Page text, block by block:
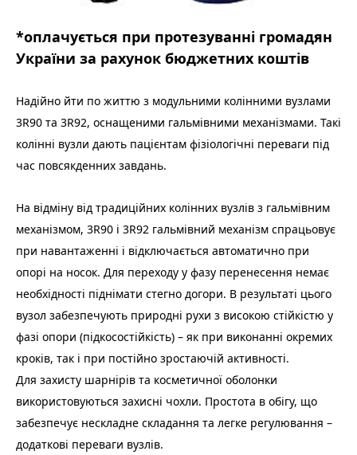
*оплачується при протезуванні громадян
України за рахунок бюджетних коштів
Надійно йти по життю з модульними колінними вузлами
3R90 та 3R92, оснащеними гальмівними механізмами. Такі
колінні вузли дають пацієнтам фізіологічні переваги під
час повсякденних завдань.
На відміну від традиційних колінних вузлів з гальмівним
механізмом, 3R90 і 3R92 гальмівний механізм спрацьовує
при навантаженні і відключається автоматично при
опорі на носок. Для переходу у фазу перенесення немає
необхідності піднімати стегно догори. В результаті цього
вузол забезпечують природні рухи з високою стійкістю у
фазі опори (підкосостійкість) – як при виконанні окремих
кроків, так і при постійно зростаючій активності.
Для захисту шарнірів та косметичної оболонки
використовуються захисні чохли. Простота в обігу, що
забезпечує нескладне складання та легке регулювання –
додаткові переваги вузлів.